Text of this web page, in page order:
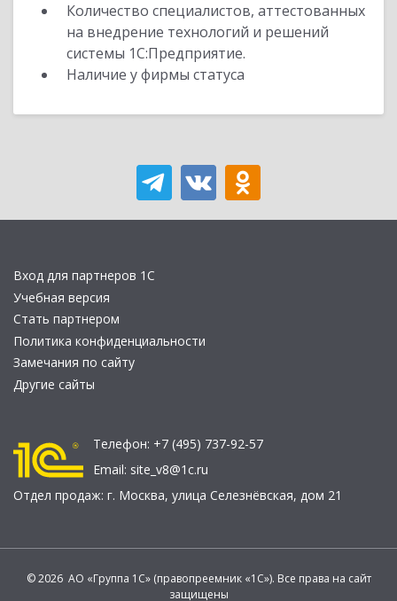
Количество специалистов, аттестованных
на внедрение технологий и решений
системы 1С:Предприятие.
Наличие у фирмы статуса
Вход для партнеров 1С
Учебная версия
Стать партнером
Политика конфиденциальности
Замечания по сайту
Другие сайты
Телефон: +7 (495) 737-92-57
Email: site_v8@1c.ru
Отдел продаж: г. Москва, улица Селезнёвская, дом 21
© 2026 АО «Группа 1С» (правопреемник «1С»). Все права на сайт
защищены